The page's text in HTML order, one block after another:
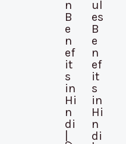
n
B
e
n
ef
it
s
in
Hi
n
di
ul
es
B
e
n
ef
it
s
in
Hi
n
di